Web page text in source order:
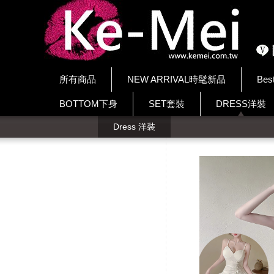
所有商品 NEW ARRIVAL時髦新品
BOTTOM下身 SET套裝 DRESS洋裝
Dress 洋裝